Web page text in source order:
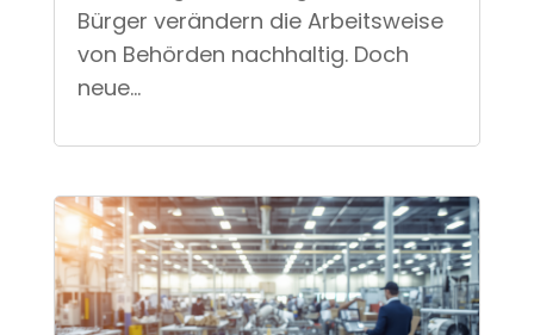
Bürger verändern die Arbeitsweise
von Behörden nachhaltig. Doch
neue...